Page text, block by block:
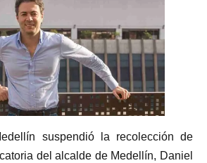
suspendió la recolección de
del alcalde de Medellín, Daniel